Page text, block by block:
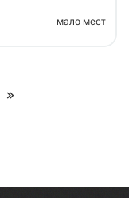
Автобусный
Ахвенкоски ,
мало мест